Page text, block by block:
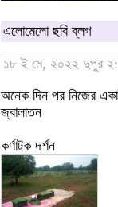
এলোমেলো ছবি ব্লগ
১৮ ই মে, ২০২২ দুপুর
অনেক দিন পর নিজের
জ্বালাতন
কর্ণাটক দর্শন